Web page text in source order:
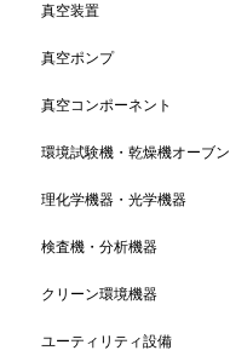
真空装置
真空ポンプ
真空コンポーネント
環境試験機・乾燥機オーブン
理化学機器・光学機器
検査機・分析機器
クリーン環境機器
ユーティリティ設備